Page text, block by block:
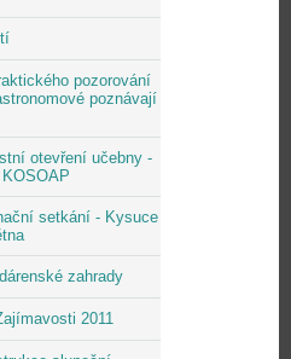
pozorování
poznávají
otevření učebny -
setkání - Kysuce
zahrady
2011